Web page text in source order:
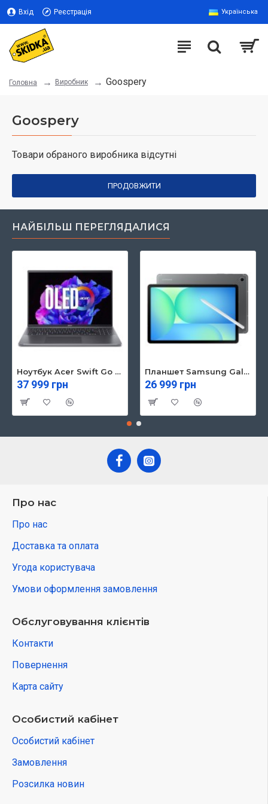
Вхід Реєстрація Українська
Головна Виробник Goospery
Goospery
Товари обраного виробника відсутні
ПРОДОВЖИТИ
НАЙБІЛЬШ ПЕРЕГЛЯДАЛИСЯ
Ноутбук Acer Swift Go 16 SFG16-71 (NX.KVZEU.003)
37 999 грн
Планшет Samsung Galaxy Tab S10 FE 5G 8/128GB Gray (SM-X526BZAREUC)
26 999 грн
Про нас
Про нас
Доставка та оплата
Угода користувача
Умови оформлення замовлення
Обслуговування клієнтів
Контакти
Повернення
Карта сайту
Особистий кабінет
Особистий кабінет
Замовлення
Розсилка новин